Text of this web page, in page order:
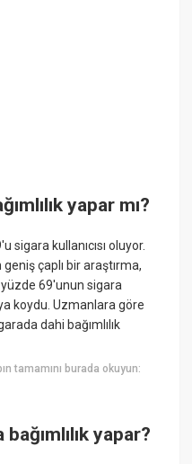
yapar mı?
sigara kullanıcısı oluyor.
geniş çaplı bir araştırma,
69'unun sigara
koydu. Uzmanlara göre
dahi bağımlılık
tamamını burada okuyun:
yapar?